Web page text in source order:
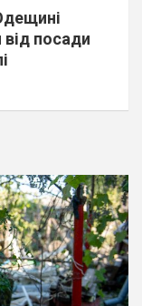
посади